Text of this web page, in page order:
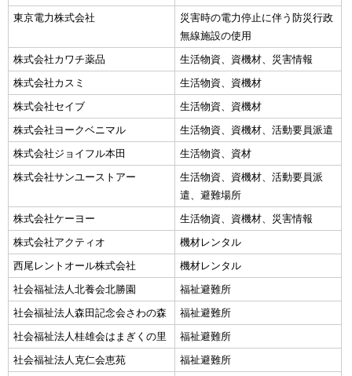
東京電力株式会社
災害時の電力停止に伴う防災行政
無線施設の使用
株式会社カワチ薬品
生活物資、資機材、災害情報
株式会社カスミ
生活物資、資機材
株式会社セイブ
生活物資、資機材
株式会社ヨークベニマル
生活物資、資機材、活動要員派遣
株式会社ジョイフル本田
生活物資、資材
株式会社サンユーストアー
生活物資、資機材、活動要員派
遣、避難場所
株式会社ケーヨー
生活物資、資機材、災害情報
株式会社アクティオ
機材レンタル
西尾レントオール株式会社
機材レンタル
社会福祉法人北養会北勝園
福祉避難所
社会福祉法人森田記念会さわの森
福祉避難所
社会福祉法人桂雄会はまぎくの里
福祉避難所
社会福祉法人克仁会恵苑
福祉避難所